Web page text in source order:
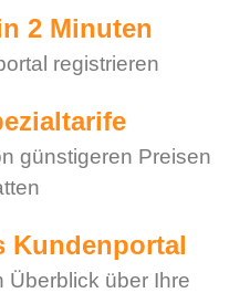
2 Minuten
registrieren
günstigeren Preisen
Kundenportal
Überblick über Ihre